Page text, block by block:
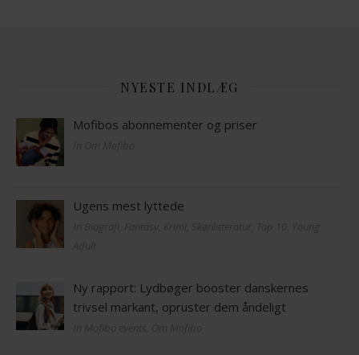
NYESTE INDLÆG
Mofibos abonnementer og priser
Ugens mest lyttede
Ny rapport: Lydbøger booster danskernes
trivsel markant, opruster dem åndeligt